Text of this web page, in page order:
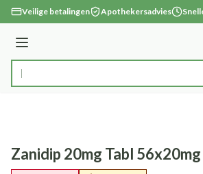
Ga naar de inhoud
Veilige betalingen Apothekersadvies
Menu
Product, merk, categorie...
Zanidip 20mg Tabl 56x20mg